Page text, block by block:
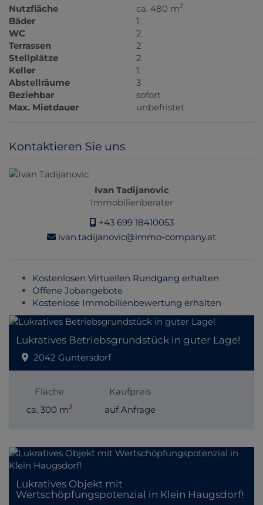
Nutzfläche
ca. 480 m2
Bäder
1
WC
2
Terrassen
2
Stellplätze
2
Keller
1
Abstellräume
3
Beziehbar
sofort
Max. Mietdauer
unbefristet
Kontaktieren Sie uns
Ivan Tadijanovic
Immobilienberater
+43 699 18410053
ivan.tadijanovic@immo-company.at
Kostenlosen Virtuellen Rundgang erhalten
Offene Jobangebote
Kostenlose Immobilienbewertung erhalten
Lukratives Betriebsgrundstück in guter Lage!
2042 Guntersdorf
Fläche
ca. 300 m2
Kaufpreis
auf Anfrage
Lukratives Objekt mit
Wertschöpfungspotenzial in Klein Haugsdorf!